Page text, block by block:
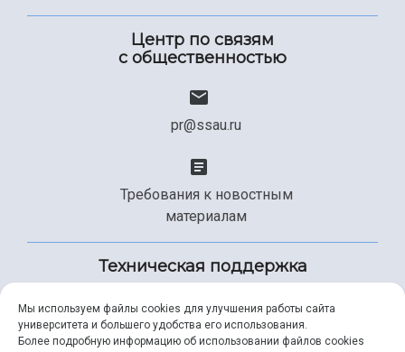
Центр по связям
с общественностью
pr@ssau.ru
Требования к новостным
материалам
Техническая поддержка
+7 (846) 267-49-99
Мы используем файлы cookies для улучшения работы сайта
университета и большего удобства его использования.
Более подробную информацию об использовании файлов cookies